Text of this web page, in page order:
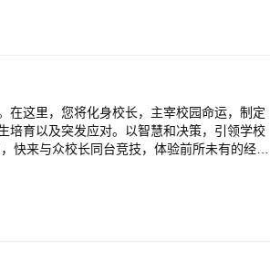
在这里，您将化身校长，主宰校园命运，制定
培育以及突发应对。以智慧和决策，引领学校
竞技比赛，铸就青春别样精彩。 4、 体育中
实验楼：解锁神秘课题，打开未知领域，承
：从专科到本科，从211到985，在不断进阶中